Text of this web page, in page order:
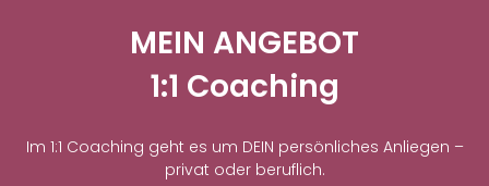
MEIN ANGEBOT
1:1 Coaching
Im 1:1 Coaching geht es um DEIN persönliches Anliegen –
privat oder beruflich.